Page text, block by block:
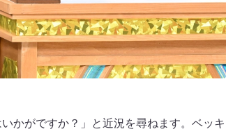
かがですか？」と近況を尋ねます。ベッキ